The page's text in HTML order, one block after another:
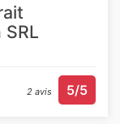
2 avis 5/5